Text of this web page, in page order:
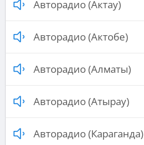
Авторадио (Актау)
Авторадио (Актобе)
Авторадио (Алматы)
Авторадио (Атырау)
Авторадио (Караганда)